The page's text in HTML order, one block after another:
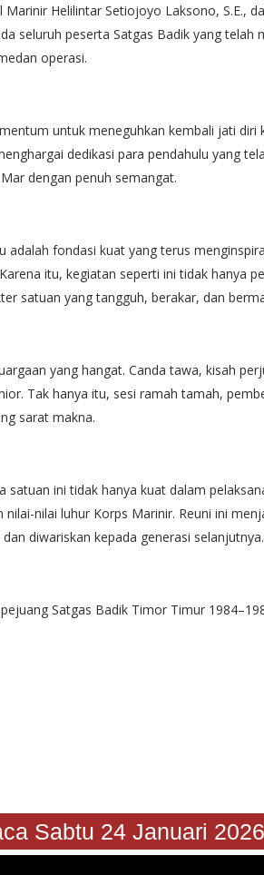
Helilintar Setiojoyo Laksono, S.E.,
seluruh peserta Satgas Badik yang telah
operasi.
untuk meneguhkan kembali jati diri
dedikasi para pendahulu yang
dengan penuh semangat.
adalah fondasi kuat yang terus
itu, kegiatan seperti ini tidak hanya
satuan yang tangguh, berakar, dan
yang hangat. Canda tawa, kisah
Tak hanya itu, sesi ramah tamah,
sarat makna.
satuan ini tidak hanya kuat dalam
nilai luhur Korps Marinir. Reuni ini
diwariskan kepada generasi selanjutnya.
Satgas Badik Timor Timur
24 Januari 2026"